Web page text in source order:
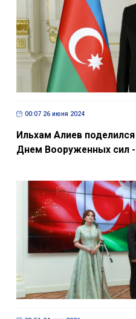
00:07 26 июня 2024
Ильхам Алиев
Днем Вооруженных сил